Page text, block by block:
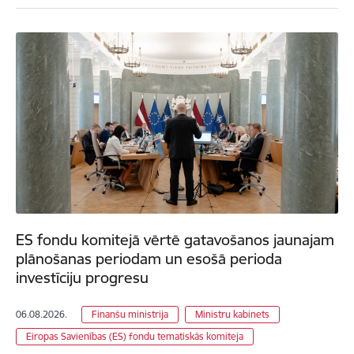
ES fondu komitejā vērtē gatavošanos jaunajam
plānošanas periodam un esošā perioda
investīciju progresu
06.08.2026. Finanšu ministrija
Ministru kabinets
Eiropas Savienības (ES) fondu tematiskās komiteja